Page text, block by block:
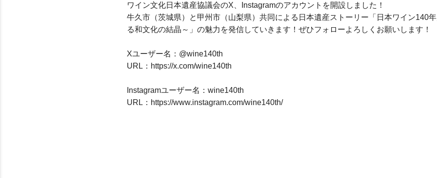
ワイン文化日本遺産協議会のX、Instagramのアカウントを開設しました！
牛久市（茨城県）と甲州市（山梨県）共同による日本遺産ストーリー「日本ワイン140
る和文化の結晶～」の魅力を発信していきます！ぜひフォローよろしくお願いします！
Xユーザー名：@wine140th
URL：https://x.com/wine140th
Instagramユーザー名：wine140th
URL：https://www.instagram.com/wine140th/